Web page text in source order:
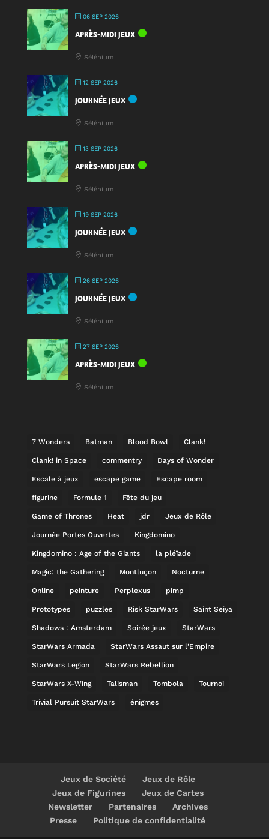
06 SEP 2026
APRÈS-MIDI JEUX
Sélénium
12 SEP 2026
JOURNÉE JEUX
Sélénium
13 SEP 2026
APRÈS-MIDI JEUX
Sélénium
19 SEP 2026
JOURNÉE JEUX
Sélénium
26 SEP 2026
JOURNÉE JEUX
Sélénium
27 SEP 2026
APRÈS-MIDI JEUX
Sélénium
7 Wonders Batman Blood Bowl Clank!
Clank! in Space commentry Days of Wonder
Escale à jeux escape game Escape room
figurine Formule 1 Fête du jeu
Game of Thrones Heat jdr Jeux de Rôle
Journée Portes Ouvertes Kingdomino
Kingdomino : Age of the Giants la pléïade
Magic: the Gathering Montluçon Nocturne
Online peinture Perplexus pimp
Prototypes puzzles Risk StarWars Saint Seiya
Shadows : Amsterdam Soirée jeux StarWars
StarWars Armada StarWars Assaut sur l'Empire
StarWars Legion StarWars Rebellion
StarWars X-Wing Talisman Tombola Tournoi
Trivial Pursuit StarWars énigmes
Jeux de Société
Jeux de Rôle
Jeux de Figurines
Jeux de Cartes
Newsletter
Partenaires
Archives
Presse
Politique de confidentialité